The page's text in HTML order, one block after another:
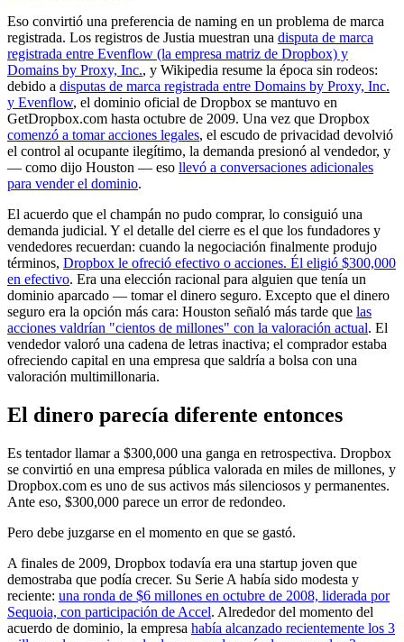
Eso convirtió una preferencia de naming en un problema de marca
registrada. Los registros de Justia muestran una disputa de marca
registrada entre Evenflow (la empresa matriz de Dropbox) y
Domains by Proxy, Inc., y Wikipedia resume la época sin rodeos:
debido a disputas de marca registrada entre Domains by Proxy, Inc.
y Evenflow, el dominio oficial de Dropbox se mantuvo en
GetDropbox.com hasta octubre de 2009. Una vez que Dropbox
comenzó a tomar acciones legales, el escudo de privacidad devolvió
el control al ocupante ilegítimo, la demanda presionó al vendedor, y
— como dijo Houston — eso llevó a conversaciones adicionales
para vender el dominio.
El acuerdo que el champán no pudo comprar, lo consiguió una
demanda judicial. Y el detalle del cierre es el que los fundadores y
vendedores recuerdan: cuando la negociación finalmente produjo
términos, Dropbox le ofreció efectivo o acciones. Él eligió $300,000
en efectivo. Era una elección racional para alguien que tenía un
dominio aparcado — tomar el dinero seguro. Excepto que el dinero
seguro era la opción más cara: Houston señaló más tarde que las
acciones valdrían "cientos de millones" con la valoración actual. El
vendedor valoró una cadena de letras inactiva; el comprador estaba
ofreciendo capital en una empresa que saldría a bolsa con una
valoración multimillonaria.
El dinero parecía diferente entonces
Es tentador llamar a $300,000 una ganga en retrospectiva. Dropbox
se convirtió en una empresa pública valorada en miles de millones, y
Dropbox.com es uno de sus activos más silenciosos y permanentes.
Ante eso, $300,000 parece un error de redondeo.
Pero debe juzgarse en el momento en que se gastó.
A finales de 2009, Dropbox todavía era una startup joven que
demostraba que podía crecer. Su Serie A había sido modesta y
reciente: una ronda de $6 millones en octubre de 2008, liderada por
Sequoia, con participación de Accel. Alrededor del momento del
acuerdo de dominio, la empresa había alcanzado recientemente los 3